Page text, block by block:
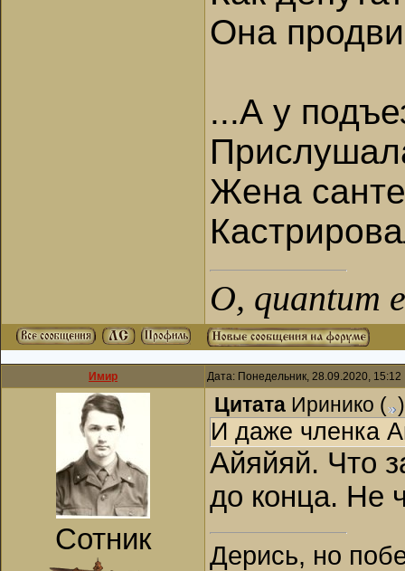
Она
...А у
Жена
О, quantum
Имир Дата: Понедельник, 28.09.2020,
Сотник
Цитата Иринико ( )
И даже членка
Айяйяй. Что
до конца. Не
Дерись, но